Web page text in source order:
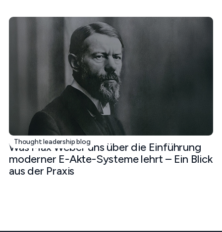
Thought leadership blog
December 18, 2025
Was Max Weber uns über die Einführung
moderner E-Akte-Systeme lehrt – Ein Blick
aus der Praxis